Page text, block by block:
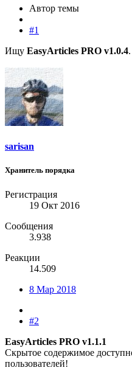
Автор темы
#1
Ищу EasyArticles PRO v1.0.4.
sarisan
Хранитель порядка
Регистрация
19 Окт 2016
Сообщения
3.938
Реакции
14.509
8 Мар 2018
#2
EasyArticles PRO v1.1.1
Скрытое содержимое
пользователей!